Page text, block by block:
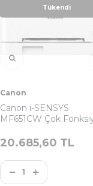
Tükendi
Canon
Canon i-SENSYS
MF651CW Çok
20.685,60 TL